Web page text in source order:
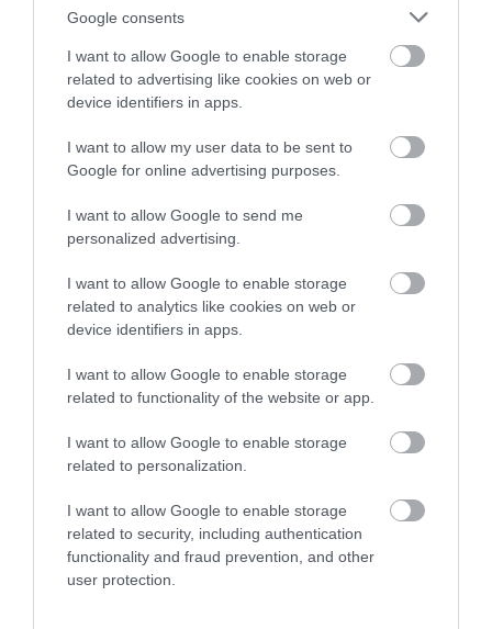
Google consents
I want to allow Google to enable storage
related to advertising like cookies on web or
device identifiers in apps.
I want to allow my user data to be sent to
Google for online advertising purposes.
I want to allow Google to send me
personalized advertising.
I want to allow Google to enable storage
related to analytics like cookies on web or
device identifiers in apps.
I want to allow Google to enable storage
related to functionality of the website or app.
I want to allow Google to enable storage
related to personalization.
I want to allow Google to enable storage
related to security, including authentication
functionality and fraud prevention, and other
user protection.
Σε δημοπρασία η μπάλα των
ιστορικών γκολ του Μαραντόνα
Εύβοιας: Μένουν κάθε μέρα χωρίς
νερό – Σοβαρή καταγγελία
Αγροτικές ενισχύσεις: Ποιοι θα
λάβουν νωρίτερα τις
08.08.2026 | 18:00
αντιδήμαρχος στην Εύβοια! Έγινε
για τρίτη φορά παππούς!
Ευρυδίκη Βαλαβάνη: Οι
οικογενειακές διακοπές στην
Εύβοια! Δείτε σε ποια παραλία
Φωτιά στην Εύβοια σε
Εύβοια! Η Ιερά Μονή
Οσίου Δαυΐδ έλαμψε
στη μεγάλη πανήγυρη
Εύβοια: Τέλος στις
– Έρχονται πρόστιμα
χωρίς εξαιρέσεις
Εύβοια: Η μαύρη
καταστροφικής